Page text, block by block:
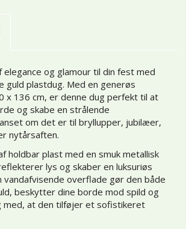
og glamour til din fest med
guld plastdug. Med en generøs
x 136 cm, er denne dug perfekt til at
og skabe en strålende
om det er til bryllupper, jubilæer,
nytårsaften.
holdbar plast med en smuk metallisk
lys og skaber en luksuriøs
overflade gør den både
beskytter dine borde mod spild og
med, at den tilføjer et sofistikeret